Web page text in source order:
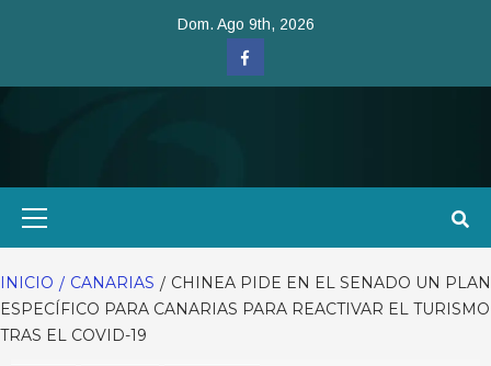
Dom. Ago 9th, 2026
Facebook
INICIO CANARIAS
CHINEA PIDE EN EL SENADO UN PLAN
ESPECÍFICO PARA CANARIAS PARA REACTIVAR EL TURISMO
TRAS EL COVID-19